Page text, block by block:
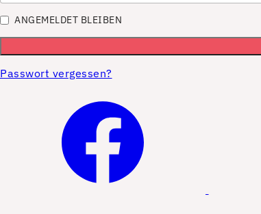
ANGEMELDET BLEIBEN
Passwort vergessen?